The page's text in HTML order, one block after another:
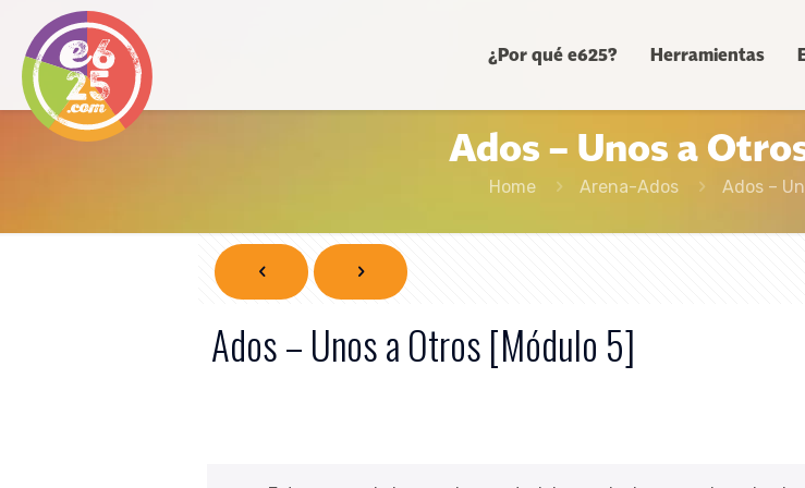
¿Por qué e625? Herramientas
Ados – Unos a
Home Arena-Ados Ados –
Ados – Unos a Otros [Módulo 5]